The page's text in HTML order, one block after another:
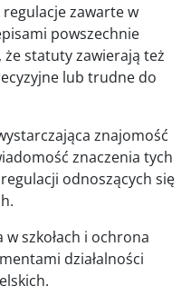
zawarte w
powszechnie
że statuty zawierają też
lub trudne do
znajomość
znaczenia tych
odnoszących się
szkołach i ochrona
działalności